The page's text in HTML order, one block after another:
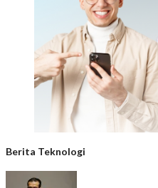
Berita Teknologi